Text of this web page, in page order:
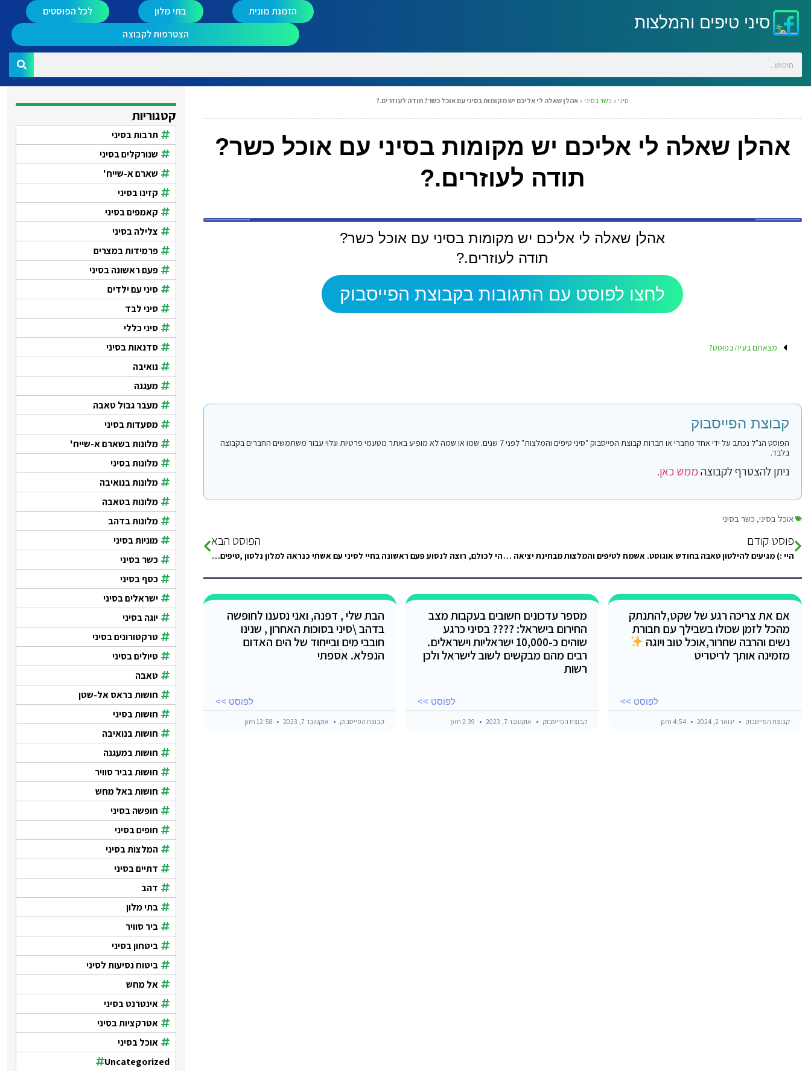
סיני טיפים והמלצות
הזמנת מונית בתי מלון
לכל הפוסטים
הצטרפות לקבוצה
סיני » כשר בסיני » אהלן שאלה לי אליכם יש מקומות בסיני עם אוכל כשר? תודה לעוזרים.?
אהלן שאלה לי אליכם יש מקומות בסיני עם אוכל כשר?
תודה לעוזרים.?
אהלן שאלה לי אליכם יש מקומות בסיני עם אוכל כשר?
תודה לעוזרים.?
לחצו לפוסט עם התגובות בקבוצת הפייסבוק
מצאתם בעיה בפוסט?
קבוצת הפייסבוק
הפוסט הנ"ל נכתב על ידי אחד מחברי או חברות קבוצת הפייסבוק "סיני טיפים והמלצות" לפני 7 שנים. שמו או שמה לא מופיע באתר מטעמי פרטיות וגלוי עבור משתמשים החברים בקבוצה
בלבד.
ניתן להצטרף לקבוצהממש כאן.
אוכל בסיני, כשר בסיני
פוסט קודם
היי :) מגיעים להילטון טאבה בחודש אוגוסט. אשמח לטיפים והמלצות מבחינת יציאה לאילת במהלך היום, שירות במלון והאם יש מה לעשות…
הפוסט הבא
הי לכולם, רוצה לנסוע פעם ראשונה בחיי לסיני עם אשתי כנראה למלון נלסון ,טיפים לגבול , אשמח להכוונה , דרך…
אם את צריכה רגע של שקט,להתנתק
מהכל לזמן שכולו בשבילך עם חבורת
נשים והרבה שחרור,אוכל טוב ויוגה
מזמינה אותך לריטריט
לפוסט >>
קבוצת הפייסבוק ינואר 2, 2024
מספר עדכונים חשובים בעקבות מצב
החירום בישראל: ???? בסיני כרגע
שוהים כ-10,000 ישראליות וישראלים.
רבים מהם מבקשים לשוב לישראל ולכן
רשות
לפוסט >>
קבוצת הפייסבוק אוקטובר 7, 2023
הבת שלי , דפנה, ואני נסענו לחופשה
בדהב \סיני בסוכות האחרון , שנינו
חובבי מים ובייחוד של הים האדום
הנפלא. אספתי
לפוסט >>
קבוצת הפייסבוק אוקטובר 7, 2023
קטגוריות
תרבות בסיני
שנורקלים בסיני
שארם א-שייח'
קזינו בסיני
קאמפים בסיני
צלילה בסיני
פרמידות במצרים
פעם ראשונה בסיני
סיני עם ילדים
סיני לבד
סיני כללי
סדנאות בסיני
נואיבה
מעגנה
מעבר גבול טאבה
מסעדות בסיני
מלונות בשארם א-שייח'
מלונות בסיני
מלונות בנואיבה
מלונות בטאבה
מלונות בדהב
מוניות בסיני
כשר בסיני
כסף בסיני
ישראלים בסיני
יוגה בסיני
טרקטורונים בסיני
טיולים בסיני
טאבה
חושות בראס אל-שטן
חושות בסיני
חושות בנואיבה
חושות במעגנה
חושות בביר סוויר
חושות באל מחש
חופשה בסיני
חופים בסיני
המלצות בסיני
דתיים בסיני
דהב
בתי מלון
ביר סוויר
ביטחון בסיני
ביטוח נסיעות לסיני
אל מחש
אינטרנט בסיני
אטרקציות בסיני
אוכל בסיני
Uncategorized